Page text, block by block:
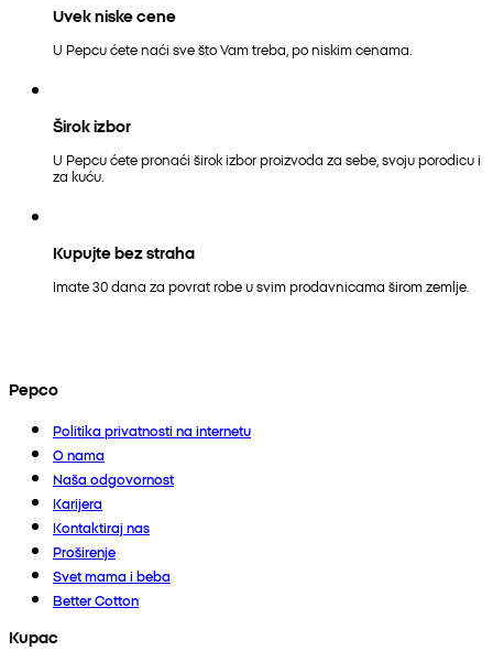
Uvek niske cene
U Pepcu ćete naći sve što Vam treba, po niskim cenama.
Širok izbor
U Pepcu ćete pronaći širok izbor proizvoda za sebe, svoju porodicu i
za kuću.
Kupujte bez straha
Imate 30 dana za povrat robe u svim prodavnicama širom zemlje.
Pepco
Politika privatnosti na internetu
O nama
Naša odgovornost
Karijera
Kontaktiraj nas
Proširenje
Svet mama i beba
Better Cotton
Kupac